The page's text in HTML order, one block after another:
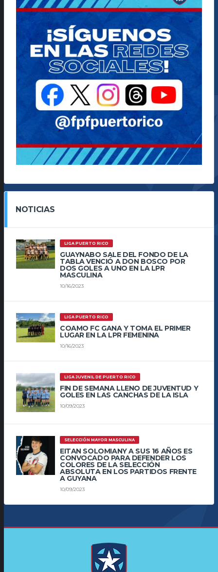
NOTICIAS
LIGA PUERTO RICO
GUAYNABO SALE DEL FONDO DE LA
TABLA VENCIÓ A DON BOSCO POR
DOS GOLES A UNO EN LA LPR
MASCULINA
10/16/2023
LIGA PUERTO RICO
COAMO FC GANA Y TOMA EL PRIMER
LUGAR EN LA LPR FEMENINA
10/16/2023
LIGA JUVENIL DE PUERTO RICO
FIN DE SEMANA LLENO DE JUVENTUD Y
GOLES EN LAS CANCHAS DE LA ISLA
10/09/2023
SELECCIÓN MAYOR MASCULINA
EITAN SOLOMIANY A SUS 16 AÑOS ES
CONVOCADO PARA DEFENDER LOS
COLORES DE LA SELECCIÓN
ABSOLUTA EN LOS PARTIDOS FRENTE
A GUYANA
10/09/2023